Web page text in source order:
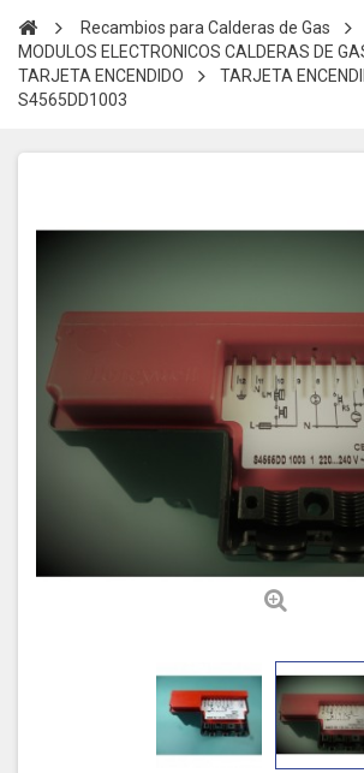
Recambios para Calderas de Gas
MODULOS ELECTRONICOS CALDERAS DE
TARJETA ENCENDIDO
TARJETA
S4565DD1003